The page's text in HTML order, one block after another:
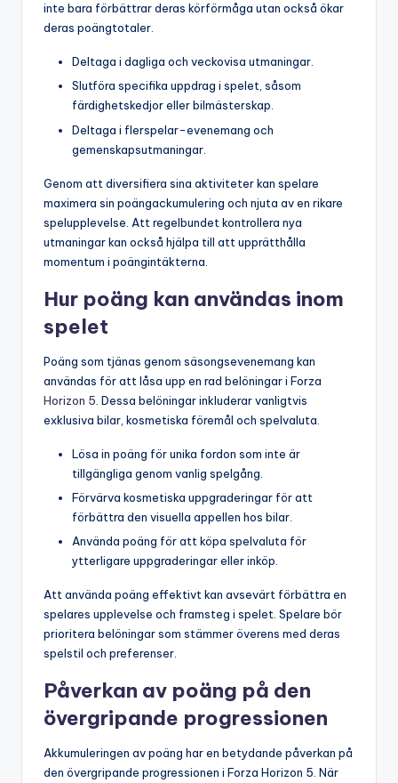
inte bara förbättrar deras körförmåga utan också ökar
deras poängtotaler.
Deltaga i dagliga och veckovisa utmaningar.
Slutföra specifika uppdrag i spelet, såsom
färdighetskedjor eller bilmästerskap.
Deltaga i flerspelar-evenemang och
gemenskapsutmaningar.
Genom att diversifiera sina aktiviteter kan spelare
maximera sin poängackumulering och njuta av en rikare
spelupplevelse. Att regelbundet kontrollera nya
utmaningar kan också hjälpa till att upprätthålla
momentum i poängintäkterna.
Hur poäng kan användas inom
spelet
Poäng som tjänas genom säsongsevenemang kan
användas för att låsa upp en rad belöningar i Forza
Horizon 5 . Dessa belöningar inkluderar vanligtvis
exklusiva bilar, kosmetiska föremål och spelvaluta.
Lösa in poäng för unika fordon som inte är
tillgängliga genom vanlig spelgång.
Förvärva kosmetiska uppgraderingar för att
förbättra den visuella appellen hos bilar.
Använda poäng för att köpa spelvaluta för
ytterligare uppgraderingar eller inköp.
Att använda poäng effektivt kan avsevärt förbättra en
spelares upplevelse och framsteg i spelet. Spelare bör
prioritera belöningar som stämmer överens med deras
spelstil och preferenser.
Påverkan av poäng på den
övergripande progressionen
Akkumuleringen av poäng har en betydande påverkan på
den övergripande progressionen i Forza Horizon 5. När